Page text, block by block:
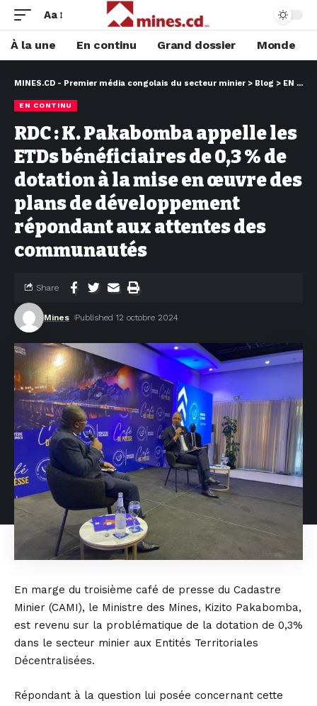
Aa
À la une En continu Grand dossier Monde
MINES.CD - Premier média congolais du secteur minier > Blog > EN CONTINU
EN CONTINU
RDC : K. Pakabomba appelle les
ETDs bénéficiaires de 0,3 % de
dotation à la mise en œuvre des
plans de développement
répondant aux attentes des
communautés
Mines Published 12 octobre 2024
Share
En marge du troisième café de presse du Cadastre
Minier (CAMI), le Ministre des Mines, Kizito Pakabomba,
est revenu sur la problématique de la dotation de 0,3%
dans le secteur minier aux Entités Territoriales
Décentralisées.
Répondant à la question lui posée concernant cette